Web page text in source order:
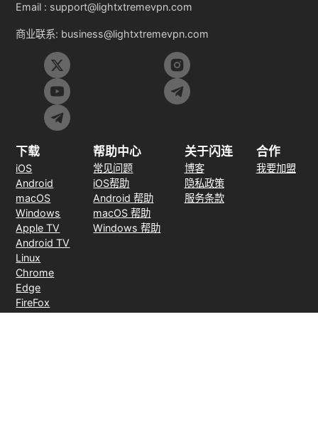
Email : support@lightxtremevpn.com
商业联系: business@lightxtremevpn.com
下载
iOS
Android
macOS
Windows
Apple TV
Android TV
Linux
Chrome
Edge
FireFox
帮助中心
常见问题
iOS帮助
Android 帮助
macOS 帮助
Windows 帮助
关于闪连
博客
隐私政策
服务条款
合作
我要加盟